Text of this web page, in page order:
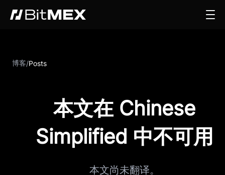
博客/Posts
本文在 Chinese
Simplified 中不可用
本文尚未翻译。